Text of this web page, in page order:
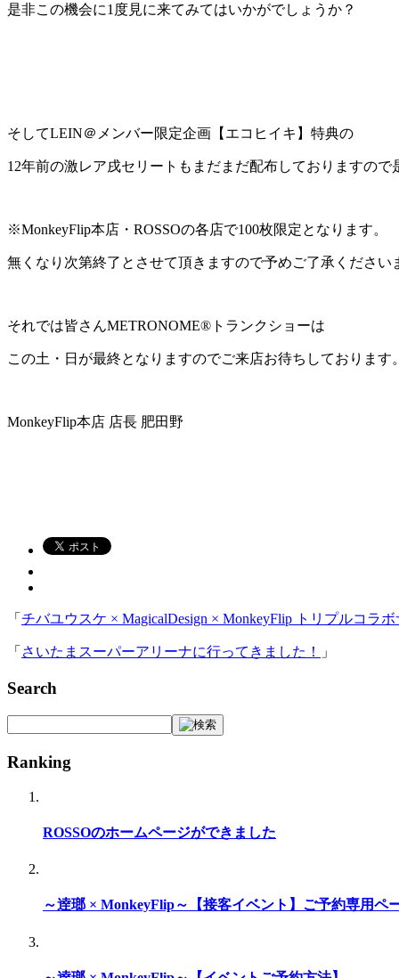
是非この機会に1度見に来てみてはいかがでしょうか？
そしてLEIN＠メンバー限定企画【エコヒイキ】特典の
12年前の激レア戌セリートもまだまだ配布しておりますので
※MonkeyFlip本店・ROSSOの各店で100枚限定となります。
無くなり次第終了とさせて頂きますので予めご了承ください
それでは皆さんMETRONOME®トランクショーは
この土・日が最終となりますのでご来店お待ちしております。
MonkeyFlip本店 店長 肥田野
「 チバユウスケ × MagicalDesign × MonkeyFlip トリプルコラ
「 さいたまスーパーアリーナに行ってきました！ 」
Search
Ranking
ROSSOのホームページができました
～逹瑯 × MonkeyFlip～【接客イベント】ご予約専用ペ